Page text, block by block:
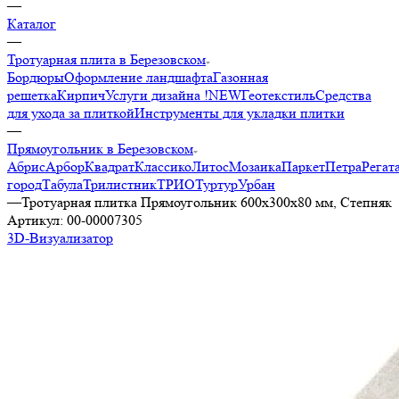
—
Каталог
—
Тротуарная плита в Березовском
БордюрыОформление ландшафтаГазонная
решеткаКирпичУслуги дизайна !NEWГеотекстильСредства
для ухода за плиткойИнструменты для укладки плитки
—
Прямоугольник в Березовском
АбрисАрборКвадратКлассикоЛитосМозаикаПаркетПетра
городТабулаТрилистникТРИОТуртурУрбан
—Тротуарная плитка Прямоугольник 600х300х80 мм, Степняк
Артикул: 00-00007305
3D-Визуализатор